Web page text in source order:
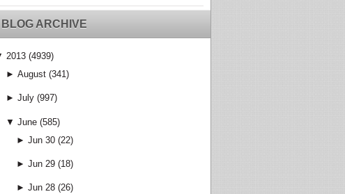
BLOG ARCHIVE
2013 (4939)
► August (341)
► July (997)
▼ June (585)
►Jun 30 (22)
►Jun 29 (18)
►Jun 28 (26)